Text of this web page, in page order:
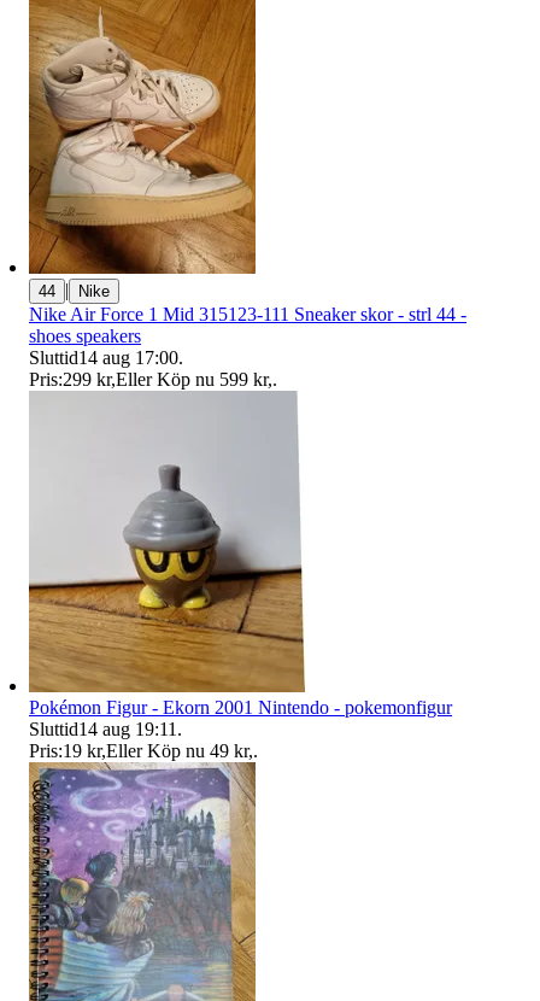
44 | Nike
Nike Air Force 1 Mid 315123-111 Sneaker skor - strl 44 -
shoes speakers
Sluttid14 aug 17:00.
Pris:299 kr,Eller Köp nu 599 kr,.
Pokémon Figur - Ekorn 2001 Nintendo - pokemonfigur
Sluttid14 aug 19:11 .
Pris:19 kr,Eller Köp nu 49 kr,.